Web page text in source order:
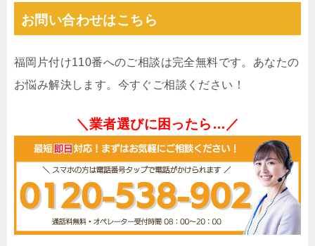
お問い合わせはこちら
福岡片付け110番へのご相談は完全無料です。あなたの
お悩み解決します。今すぐご相談ください！
＼業者選びに困ったら…／